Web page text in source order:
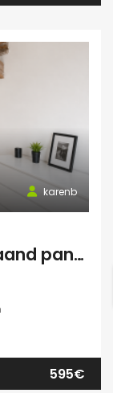
karenb
Studentenkamers in vrijstaand pand ‘De Drie Snellen’.
595€